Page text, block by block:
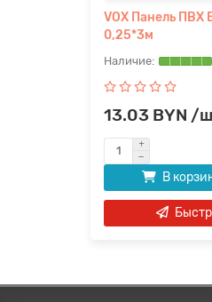
VOX Панель ПВХ
0,25*3м
13.03 BYN /
В